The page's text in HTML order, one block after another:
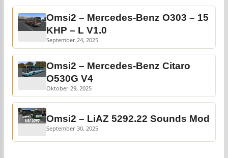
Omsi2 – Mercedes-Benz O303 – 15
KHP – L V1.0
September 24, 2025
Omsi2 – Mercedes-Benz Citaro
O530G V4
Oktober 29, 2025
Omsi2 – LiAZ 5292.22 Sounds Mod
September 30, 2025